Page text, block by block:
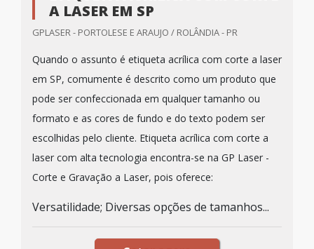
A LASER EM SP
GPLASER - PORTOLESE E ARAUJO / ROLÂNDIA - PR
Quando o assunto é etiqueta acrílica com corte a laser
em SP, comumente é descrito como um produto que
pode ser confeccionada em qualquer tamanho ou
formato e as cores de fundo e do texto podem ser
escolhidas pelo cliente. Etiqueta acrílica com corte a
laser com alta tecnologia encontra-se na GP Laser -
Corte e Gravação a Laser, pois oferece:
Versatilidade; Diversas opções de tamanhos...